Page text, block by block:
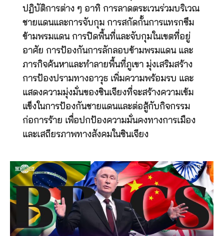
ปฏิบัติการต่าง ๆ อาทิ การลาดตระเวนร่วมบริเวณ
ชายแดนและการจับกุม การสกัดกั้นการแทรกซึม
ข้ามพรมแดน การปิดพื้นที่และจับกุมในเขตที่อยู่
อาศัย การป้องกันการลักลอบข้ามพรมแดน และ
ภารกิจค้นหาและทำลายพื้นที่ภูเขา มุ่งเสริมสร้าง
การป้องปรามทางอาวุธ เพิ่มความพร้อมรบ และ
แสดงความมุ่งมั่นของซินเจียงที่จะสร้างความเข้ม
แข็งในการป้องกันชายแดนและต่อสู้กับกิจกรรม
ก่อการร้าย เพื่อปกป้องความมั่นคงทางการเมือง
และเสถียรภาพทางสังคมในซินเจียง